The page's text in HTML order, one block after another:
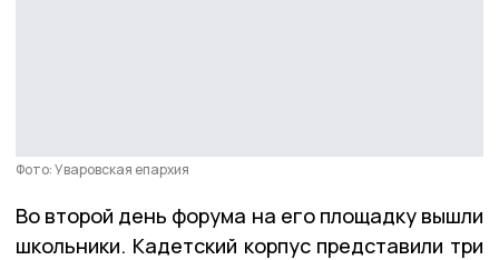
Фото: Уваровская епархия
Во второй день форума на его площадку вышли
школьники. Кадетский корпус представили три